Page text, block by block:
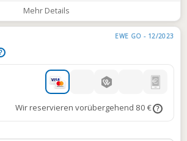
Mehr Details
EWE GO - 12/2023
?
Wir reservieren vorübergehend 80 € ?